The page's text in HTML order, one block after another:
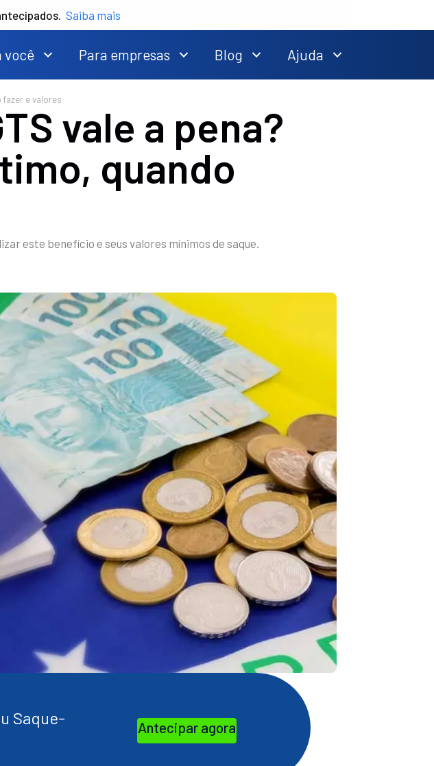
Saiba mais
você Para empresas Blog Ajuda
fazer e valores
vale a pena?
quando
este benefício e seus valores mínimos de saque.
Saque-
Antecipar agora